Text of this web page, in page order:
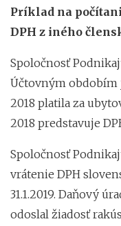
Príklad na
DPH z iného
Spoločnosť
Účtovným obdobím
2018 platila za
2018 predstavuje
Spoločnosť
vrátenie DPH
31.1.2019. Daňový
odoslal žiadosť